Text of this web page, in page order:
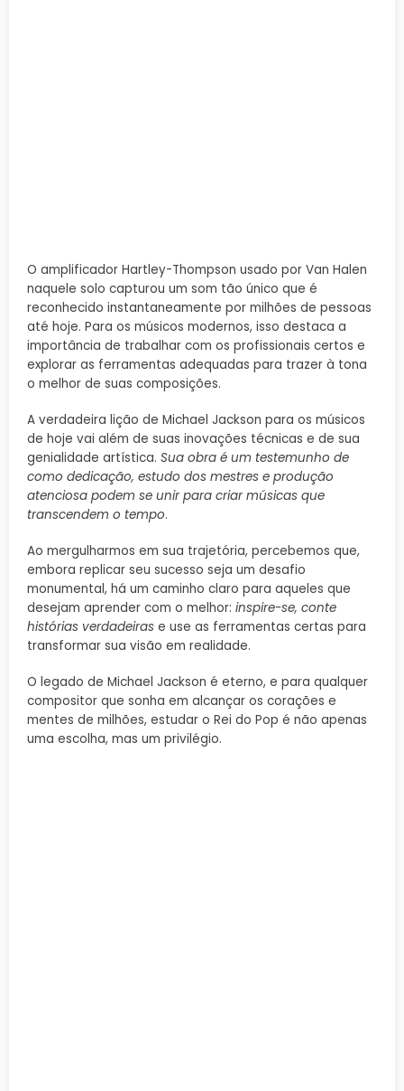
O amplificador Hartley-Thompson usado por Van Halen
naquele solo capturou um som tão único que é
reconhecido instantaneamente por milhões de pessoas
até hoje. Para os músicos modernos, isso destaca a
importância de trabalhar com os profissionais certos e
explorar as ferramentas adequadas para trazer à tona
o melhor de suas composições.
A verdadeira lição de Michael Jackson para os músicos
de hoje vai além de suas inovações técnicas e de sua
genialidade artística. Sua obra é um testemunho de
como dedicação, estudo dos mestres e produção
atenciosa podem se unir para criar músicas que
transcendem o tempo.
Ao mergulharmos em sua trajetória, percebemos que,
embora replicar seu sucesso seja um desafio
monumental, há um caminho claro para aqueles que
desejam aprender com o melhor: inspire-se, conte
histórias verdadeiras e use as ferramentas certas para
transformar sua visão em realidade.
O legado de Michael Jackson é eterno, e para qualquer
compositor que sonha em alcançar os corações e
mentes de milhões, estudar o Rei do Pop é não apenas
uma escolha, mas um privilégio.